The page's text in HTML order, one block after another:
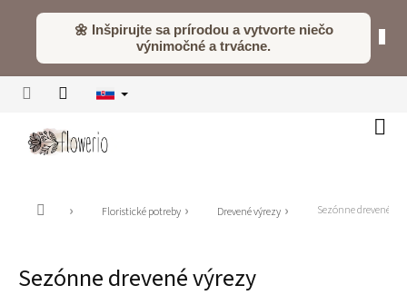
🌼 Inšpirujte sa prírodou a vytvorte niečo
výnimočné a trvácne.
Domov Floristické potreby Drevené výrezy Sezónne drevené
Sezónne drevené výrezy